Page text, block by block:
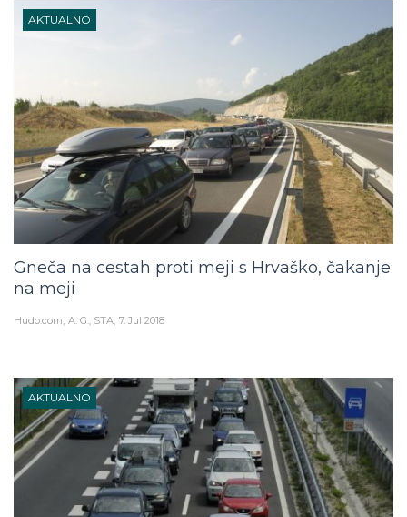
AKTUALNO
Gneča na cestah proti meji s Hrvaško, čakanje
na meji
Hudo.com A. G., STA 7. Jul 2018
AKTUALNO